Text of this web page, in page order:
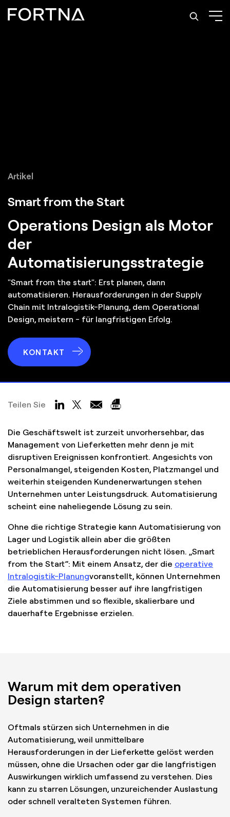
Artikel
Smart from the Start
Operations Design als Motor
der
Automatisierungsstrategie
"Smart from the start": Erst planen, dann
automatisieren. Herausforderungen in der Supply
Chain mit Intralogistik-Planung, dem Operational
Design, meistern - für langfristigen Erfolg.
KONTAKT
Teilen Sie
Die Geschäftswelt ist zurzeit unvorhersehbar, das
Management von Lieferketten mehr denn je mit
disruptiven Ereignissen konfrontiert. Angesichts von
Personalmangel, steigenden Kosten, Platzmangel und
weiterhin steigenden Kundenerwartungen stehen
Unternehmen unter Leistungsdruck. Automatisierung
scheint eine naheliegende Lösung zu sein.
Ohne die richtige Strategie kann Automatisierung von
Lager und Logistik allein aber die größten
betrieblichen Herausforderungen nicht lösen. „Smart
from the Start”: Mit einem Ansatz, der die operative
Intralogistik-Planungvoranstellt, können Unternehmen
die Automatisierung besser auf ihre langfristigen
Ziele abstimmen und so flexible, skalierbare und
dauerhafte Ergebnisse erzielen.
Warum mit dem operativen
Design starten?
Oftmals stürzen sich Unternehmen in die
Automatisierung, weil unmittelbare
Herausforderungen in der Lieferkette gelöst werden
müssen, ohne die Ursachen oder gar die langfristigen
Auswirkungen wirklich umfassend zu verstehen. Dies
kann zu starren Lösungen, unzureichender Auslastung
oder schnell veralteten Systemen führen.